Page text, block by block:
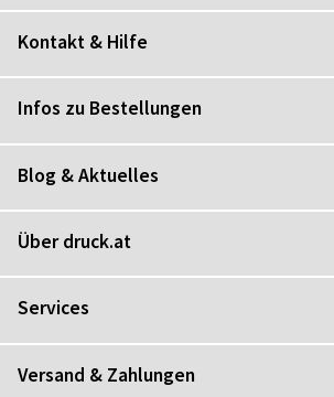
Kontakt & Hilfe
Infos zu Bestellungen
Blog & Aktuelles
Über druck.at
Services
Versand & Zahlungen